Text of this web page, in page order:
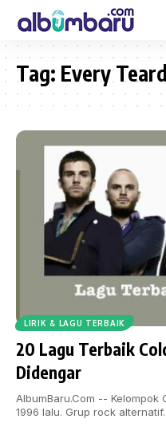
Tag: Every
LIRIK & LAGU TERBAIK
20 Lagu Terbaik
Didengar
AlbumBaru.Com --
1996 lalu. Grup rock